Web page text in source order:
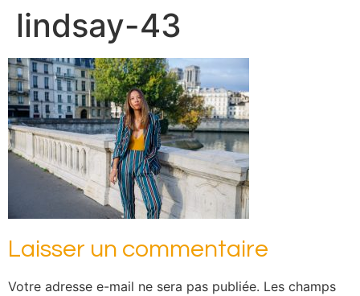
lindsay-43
Laisser un commentaire
Votre adresse e-mail ne sera pas publiée. Les champs